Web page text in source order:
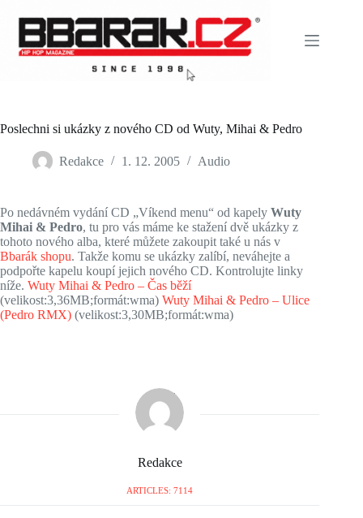
content
Poslechni si ukázky z nového CD od Wuty, Mihai & Pedro
Redakce 1. 12. 2005 Audio
Po nedávném vydání CD „Víkend menu“ od kapely Wuty
Mihai & Pedro, tu pro vás máme ke stažení dvě ukázky z
tohoto nového alba, které můžete zakoupit také u nás v
Bbarák shopu. Takže komu se ukázky zalíbí, neváhejte a
podpořte kapelu koupí jejich nového CD. Kontrolujte linky
níže. Wuty Mihai & Pedro – Čas běží
(velikost:3,36MB;formát:wma) Wuty Mihai & Pedro – Ulice
(Pedro RMX) (velikost:3,30MB;formát:wma)
Redakce
ARTICLES: 7114